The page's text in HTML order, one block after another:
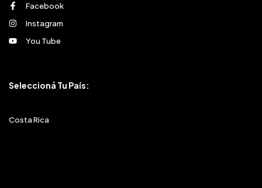
Facebook
Instagram
You Tube
Seleccioná Tu País:
Costa Rica